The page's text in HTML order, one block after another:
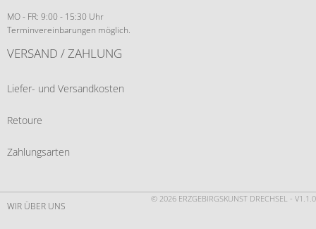
MO - FR: 9:00 - 15:30 Uhr
Terminvereinbarungen möglich.
VERSAND / ZAHLUNG
Liefer- und Versandkosten
Retoure
Zahlungsarten
© 2026 ERZGEBIRGSKUNST DRECHSEL - V1.1.0
WIR ÜBER UNS